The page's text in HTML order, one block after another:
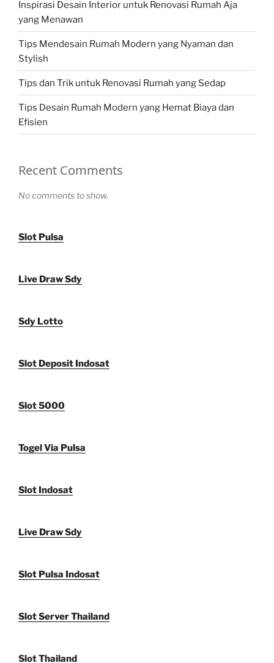
Inspirasi Desain Interior untuk Renovasi Rumah Aja
yang Menawan
Tips Mendesain Rumah Modern yang Nyaman dan
Stylish
Tips dan Trik untuk Renovasi Rumah yang Sedap
Tips Desain Rumah Modern yang Hemat Biaya dan
Efisien
Recent Comments
No comments to show.
Slot Pulsa
Live Draw Sdy
Sdy Lotto
Slot Deposit Indosat
Slot 5000
Togel Via Pulsa
Slot Indosat
Live Draw Sdy
Slot Pulsa Indosat
Slot Server Thailand
Slot Thailand